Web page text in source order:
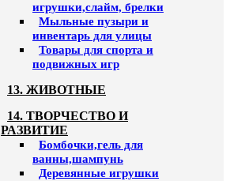
игрушки,слайм, брелки
Мыльные пузыри и
инвентарь для улицы
Товары для спорта и
подвижных игр
13. ЖИВОТНЫЕ
14. ТВОРЧЕСТВО И
РАЗВИТИЕ
Бомбочки,гель для
ванны,шампунь
Деревянные игрушки